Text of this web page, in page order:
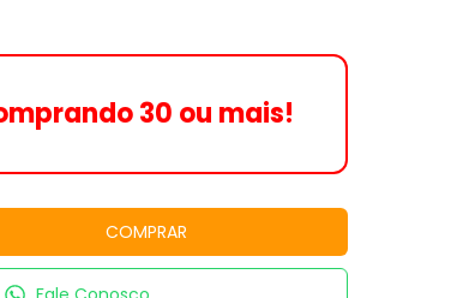
30 ou mais!